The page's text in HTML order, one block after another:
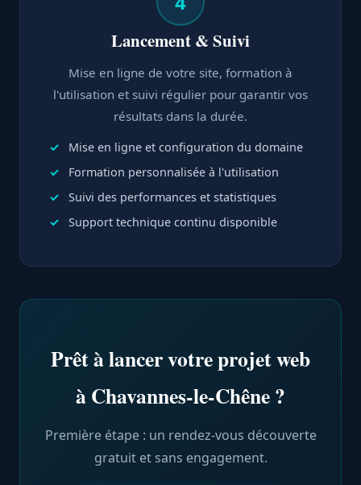
Lancement & Suivi
Mise en ligne de votre site, formation à
l'utilisation et suivi régulier pour garantir vos
résultats dans la durée.
Mise en ligne et configuration du domaine
Formation personnalisée à l'utilisation
Suivi des performances et statistiques
Support technique continu disponible
Prêt à lancer votre projet web
à Chavannes-le-Chêne ?
Première étape : un rendez-vous découverte
gratuit et sans engagement.